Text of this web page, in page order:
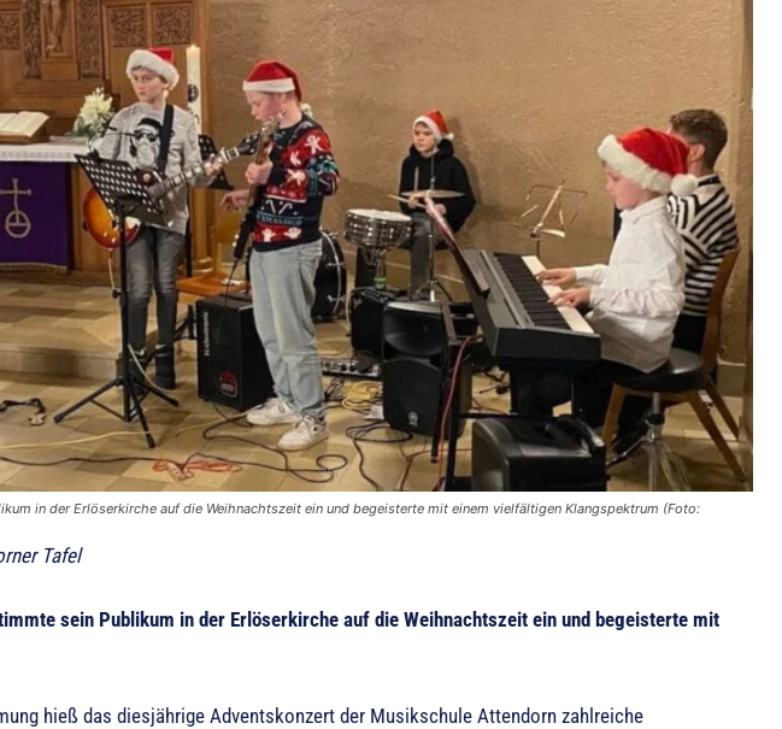
in der Erlöserkirche auf die Weihnachtszeit ein und begeisterte mit einem vielfältigen Klangspektrum (Foto:
Tafel
sein Publikum in der Erlöserkirche auf die Weihnachtszeit ein und begeisterte mit
hieß das diesjährige Adventskonzert der Musikschule Attendorn zahlreiche